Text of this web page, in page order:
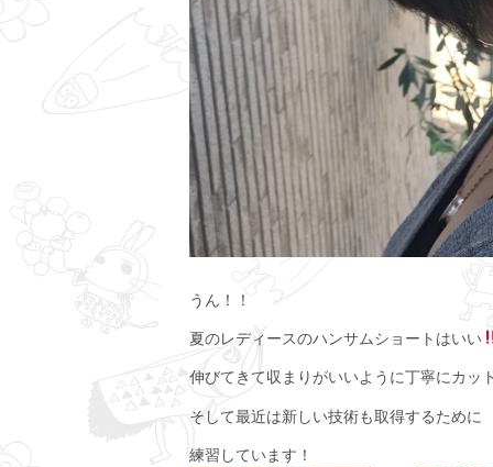
うん！！
夏のレディースのハンサムショートはいい
伸びてきて収まりがいいように丁寧にカッ
そして最近は新しい技術も取得するために
練習しています！